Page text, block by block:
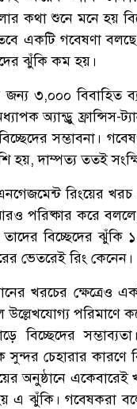
কথা শুনে মনে হয়
একটি গবেষণা বলছে
ঝুঁকি কম হয়।
৩,০০০ বিবাহিত
অ্যান্ড্রু
সম্ভাবনা।
হয়, দাম্পত্য ততই
রিংয়ের
পরিষ্কার করে
তাদের বিচ্ছেদের
ভেতরেই রিং কেনেন।
খরচের ক্ষেত্রেও
উল্লেখযোগ্য পরিমাণে
বিচ্ছেদের
চেহারার কারণে
অনুষ্ঠানে
এ ঝুঁকি। গবেষকরা